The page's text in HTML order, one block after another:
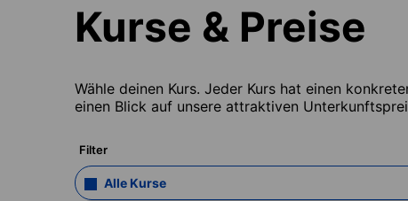
Kurse & Preise
Wähle deinen Kurs. Jeder Kurs hat einen
einen Blick auf unsere attraktiven
Filter
Alle Kurse